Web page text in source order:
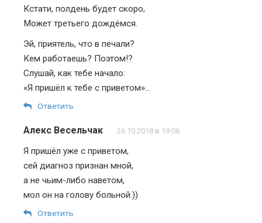
Кстати, полдень будет скоро,
Может третьего дождёмся.
Эй, приятель, что в печали?
Кем работаешь? Поэтом!?
Слушай, как тебе начало:
«Я пришёл к тебе с приветом»…
Ответить
Алекс Весельчак 26.10.2018 в 19:06
Я пришёл уже с приветом,
сей диагноз признан мной,
а не чьим-либо наветом,
мол он на голову больной.))
Ответить